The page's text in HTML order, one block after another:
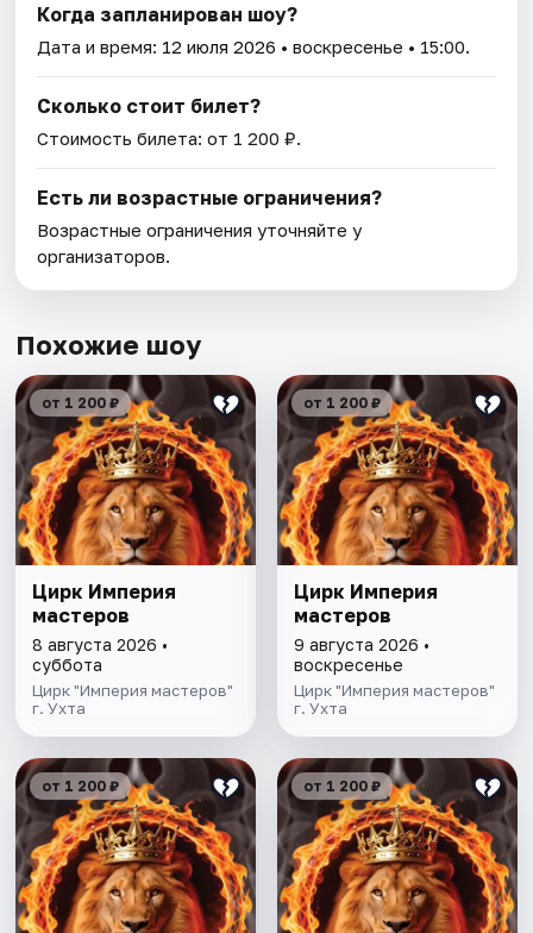
Когда запланирован шоу?
Дата и время: 12 июля 2026 • воскресенье • 15:00.
Сколько стоит билет?
Стоимость билета: от 1 200 ₽.
Есть ли возрастные ограничения?
Возрастные ограничения уточняйте у
организаторов.
Похожие шоу
от 1 200 ₽
Цирк Империя
мастеров
8 августа 2026 •
суббота
Цирк "Империя мастеров"
г. Ухта
от 1 200 ₽
Цирк Империя
мастеров
9 августа 2026 •
воскресенье
Цирк "Империя мастеров"
г. Ухта
от 1 200 ₽ от 1 200 ₽